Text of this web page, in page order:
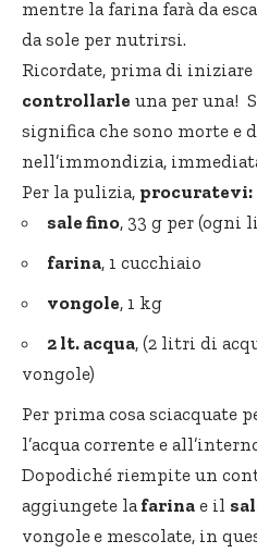
mentre la farina farà da
da sole per nutrirsi.
Ricordate, prima di iniziare
controllarle una per una!
significa che sono morte e
nell’immondizia,
Per la pulizia, procuratevi:
sale fino, 33 g per (ogni
farina, 1 cucchiaio
vongole, 1 kg
2 lt. acqua, (2 litri di
vongole)
Per prima cosa sciacquate
l’acqua corrente e
Dopodiché riempite un
aggiungete la farina e il
vongolee mescolate, in